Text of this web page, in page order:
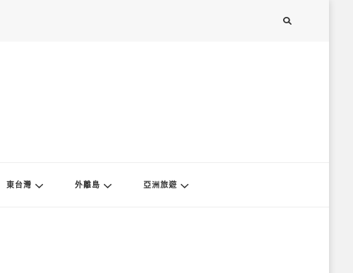
東台灣 外離島 亞洲旅遊